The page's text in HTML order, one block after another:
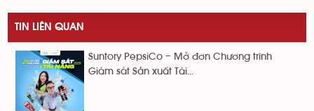
TIN LIÊN QUAN
Suntory PepsiCo – Mở đơn Chương trình
Giám sát Sản xuất Tài...